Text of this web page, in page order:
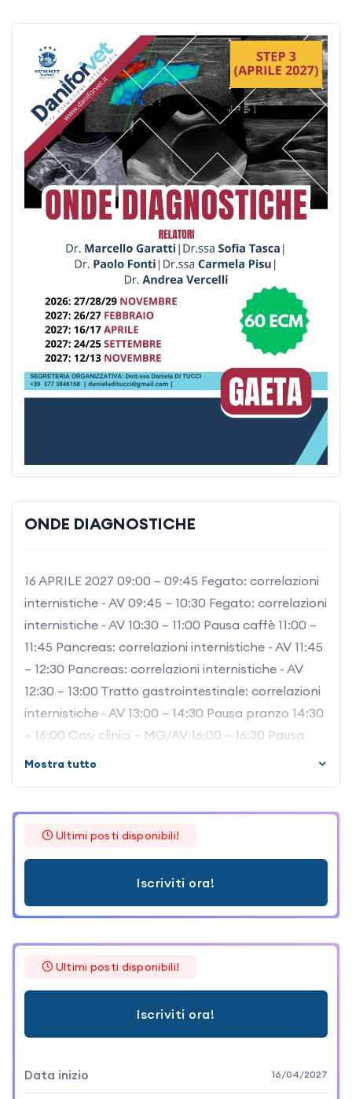
ONDE DIAGNOSTICHE
16 APRILE 2027 09:00 – 09:45 Fegato: correlazioni
internistiche - AV 09:45 – 10:30 Fegato: correlazioni
internistiche - AV 10:30 – 11:00 Pausa caffè 11:00 –
11:45 Pancreas: correlazioni internistiche - AV 11:45
– 12:30 Pancreas: correlazioni internistiche - AV
12:30 – 13:00 Tratto gastrointestinale: correlazioni
internistiche - AV 13:00 – 14:30 Pausa pranzo 14:30
– 16:00 Casi clinici – MG/AV 16:00 – 16:30 Pausa
caffè 16:30 – 17:30 Casi clinici – MG/AV 17 APRILE
genitale femminile: correlazioni internistiche - AV
11:45 – 12:30 Apparato genitale maschile:
correlazioni internistiche – AV 12:30 – 14:00 Pausa
pranzo 14:30 – 16:00 Casi clinici – MG/AV 16:00 –
Mostra tutto
Ultimi posti disponibili!
Iscriviti ora!
Ultimi posti disponibili!
Iscriviti ora!
Data inizio 16/04/2027